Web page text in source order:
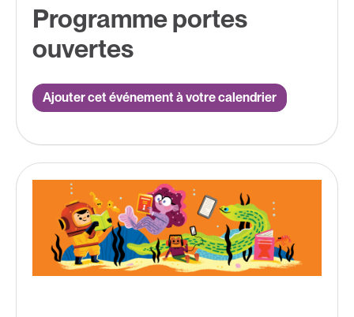
Programme portes
ouvertes
Ajouter cet événement à votre calendrier